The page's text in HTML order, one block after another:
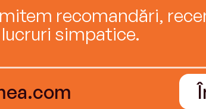
recomandări,
lucruri simpatice.